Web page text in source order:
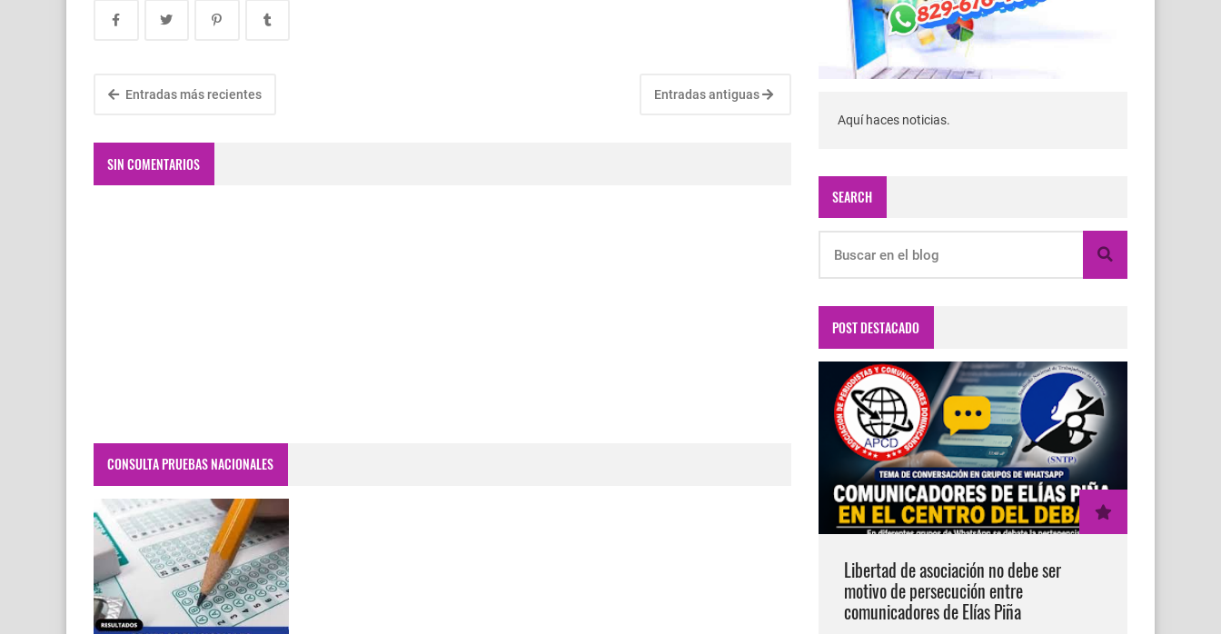
Entradas más recientes Entradas antiguas
SIN COMENTARIOS
CONSULTA PRUEBAS NACIONALES
Aquí haces noticias.
SEARCH
POST DESTACADO
Libertad de asociación no debe ser
motivo de persecución entre
comunicadores de Elías Piña